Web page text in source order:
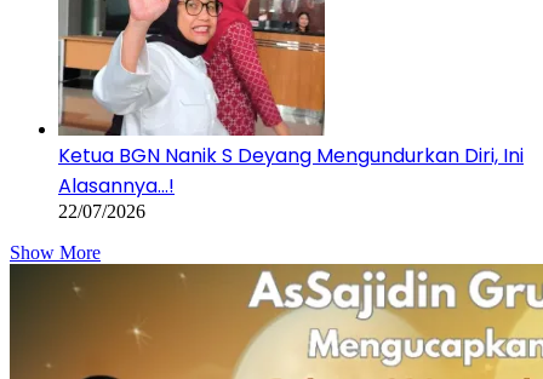
Ketua BGN Nanik S Deyang Mengundurkan Diri, Ini
Alasannya…!
22/07/2026
Show More